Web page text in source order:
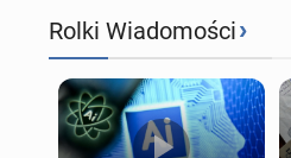
Rolki Wiadomości›